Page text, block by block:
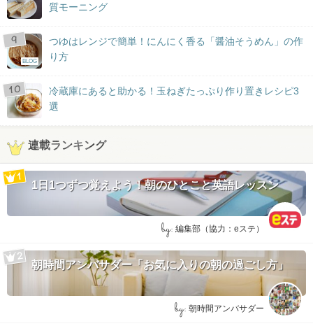
質モーニング
BLOG
つゆはレンジで簡単！にんにく香る「醤油そうめん」の作
り方
冷蔵庫にあると助かる！玉ねぎたっぷり作り置きレシピ3
選
連載ランキング
1日1つずつ覚えよう！朝のひとこと英語レッスン
by: 編集部（協力：eステ）
朝時間アンバサダー「お気に入りの朝の過ごし方」
by: 朝時間アンバサダー